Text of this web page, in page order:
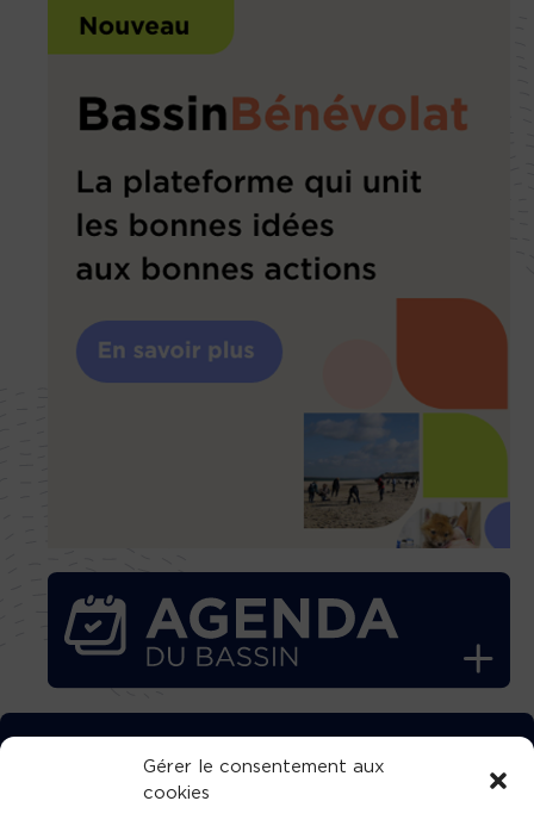
Gérer le consentement aux
cookies
TÉLÉCHARGEZ GRATUITEMENT
L’APPLICATION TVBA !